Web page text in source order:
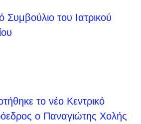
Συμβούλιο του Ιατρικού
το νέο Κεντρικό
ο Παναγιώτης Χολής